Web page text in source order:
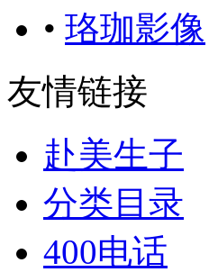
• 珞珈影像
友情链接
赴美生子
分类目录
400电话